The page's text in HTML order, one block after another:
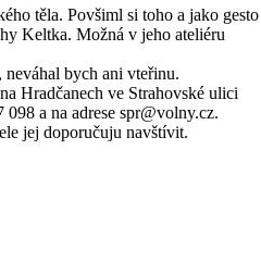
těla. Povšiml si toho a jako gesto
Keltka. Možná v jeho ateliéru
bych ani vteřinu.
Hradčanech ve Strahovské ulici
a na adrese spr@volny.cz.
jej doporučuju navštívit.